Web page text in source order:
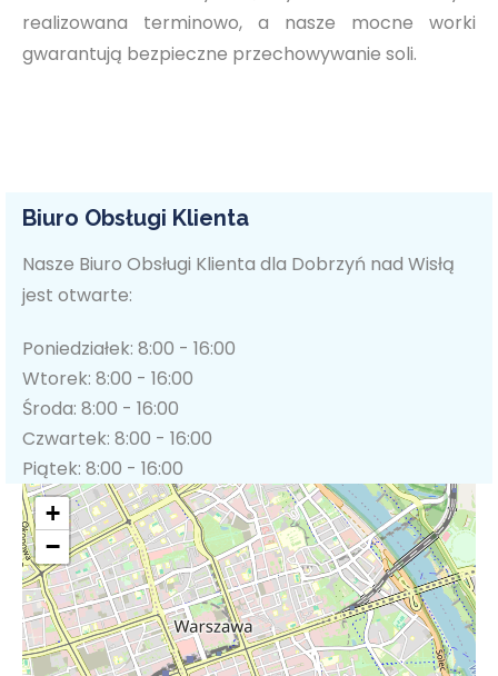
realizowana terminowo, a nasze mocne worki
gwarantują bezpieczne przechowywanie soli.
Biuro Obsługi Klienta
Nasze Biuro Obsługi Klienta dla Dobrzyń nad Wisłą
jest otwarte:
Poniedziałek: 8:00 - 16:00
Wtorek: 8:00 - 16:00
Środa: 8:00 - 16:00
Czwartek: 8:00 - 16:00
Piątek: 8:00 - 16:00
+
−